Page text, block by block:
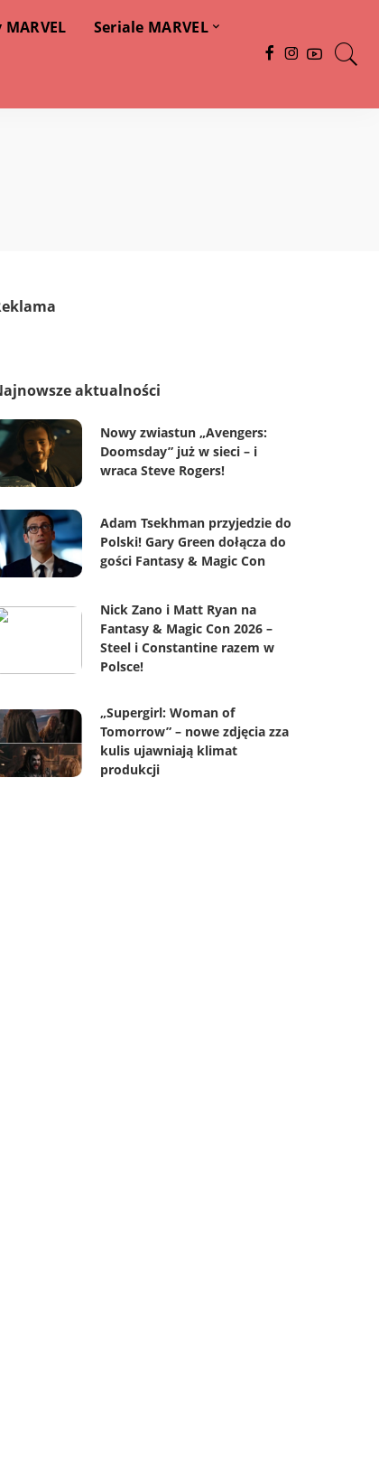
Seriale MARVEL
aktualności
Nowy zwiastun „Avengers:
Doomsday” już w sieci – i
wraca Steve Rogers!
Adam Tsekhman przyjedzie do
Polski! Gary Green dołącza do
gości Fantasy & Magic Con
Nick Zano i Matt Ryan na
Fantasy & Magic Con 2026 –
Steel i Constantine razem w
Polsce!
„Supergirl: Woman of
Tomorrow” – nowe zdjęcia zza
kulis ujawniają klimat
produkcji